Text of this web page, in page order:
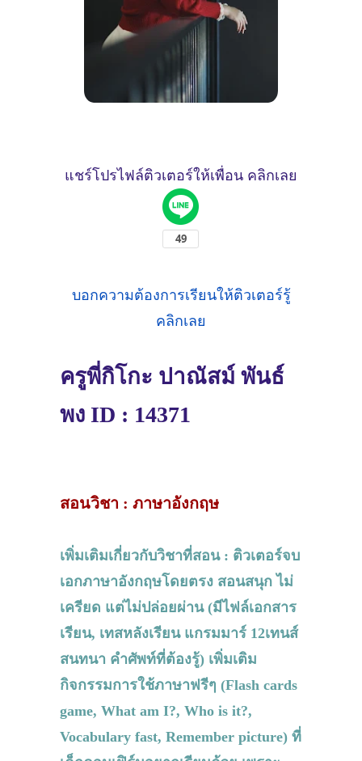
แชร์โปรไฟล์ติวเตอร์ให้เพื่อน คลิกเลย
บอกความต้องการเรียนให้ติวเตอร์รู้
คลิกเลย
ครูพี่กิโกะ ปาณัสม์ พันธ์
พง ID : 14371
สอนวิชา : ภาษาอังกฤษ
เพิ่มเติมเกี่ยวกับวิชาที่สอน : ติวเตอร์จบ
เอกภาษาอังกฤษโดยตรง สอนสนุก ไม่
เครียด แต่ไม่ปล่อยผ่าน (มีไฟล์เอกสาร
เรียน, เทสหลังเรียน แกรมมาร์ 12เทนส์
สนทนา คำศัพท์ที่ต้องรู้) เพิ่มเติม
กิจกรรมการใช้ภาษาฟรีๆ (Flash cards
game, What am I?, Who is it?,
Vocabulary fast, Remember picture) ที่